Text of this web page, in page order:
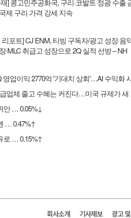
] 콩고민주공화국, 구리·코발트 정광 수출
제 구리 가격 강세 지속
리포트] CJ ENM, 티빙 구독자/광고 성장·음
·MLC 취급고 성장으로 2Q 실적 선방 – NH
[이
안 … 0.05%↓
… 0.47%↑
로 … 0.15%↑
회사소개 기사제보 광고